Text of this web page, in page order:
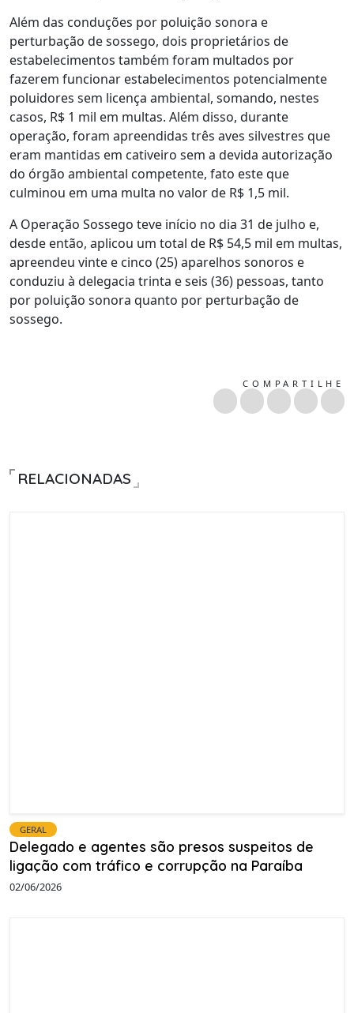
Além das conduções por poluição sonora e
perturbação de sossego, dois proprietários de
estabelecimentos também foram multados por
fazerem funcionar estabelecimentos potencialmente
poluidores sem licença ambiental, somando, nestes
casos, R$ 1 mil em multas. Além disso, durante
operação, foram apreendidas três aves silvestres que
eram mantidas em cativeiro sem a devida autorização
do órgão ambiental competente, fato este que
culminou em uma multa no valor de R$ 1,5 mil.
A Operação Sossego teve início no dia 31 de julho e,
desde então, aplicou um total de R$ 54,5 mil em multas,
apreendeu vinte e cinco (25) aparelhos sonoros e
conduziu à delegacia trinta e seis (36) pessoas, tanto
por poluição sonora quanto por perturbação de
sossego.
COMPARTILHE
RELACIONADAS
GERAL
Delegado e agentes são presos suspeitos de
ligação com tráfico e corrupção na Paraíba
02/06/2026